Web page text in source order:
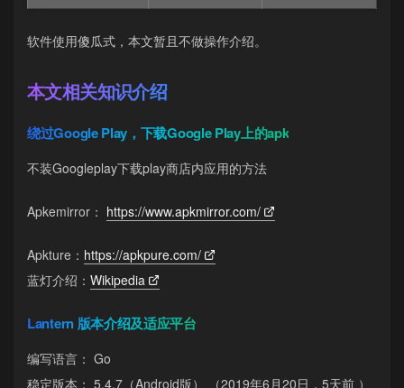
软件使用傻瓜式，本文暂且不做操作介绍。
本文相关知识介绍
绕过Google Play，下载Google Play上的apk
不装Googleplay下载play商店内应用的方法
Apkemirror： https://www.apkmirror.com/
Apkture： https://apkpure.com/
蓝灯介绍： Wikipedia
Lantern 版本介绍及适应平台
编写语言： Go
稳定版本： 5.4.7（Android版） （2019年6月20日，5天前 ）